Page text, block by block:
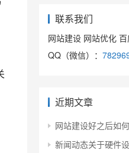
联系我们
网站建设 网站优化
QQ（微信）：
近期文章
网站建设好之后如
新闻动态关于硬件